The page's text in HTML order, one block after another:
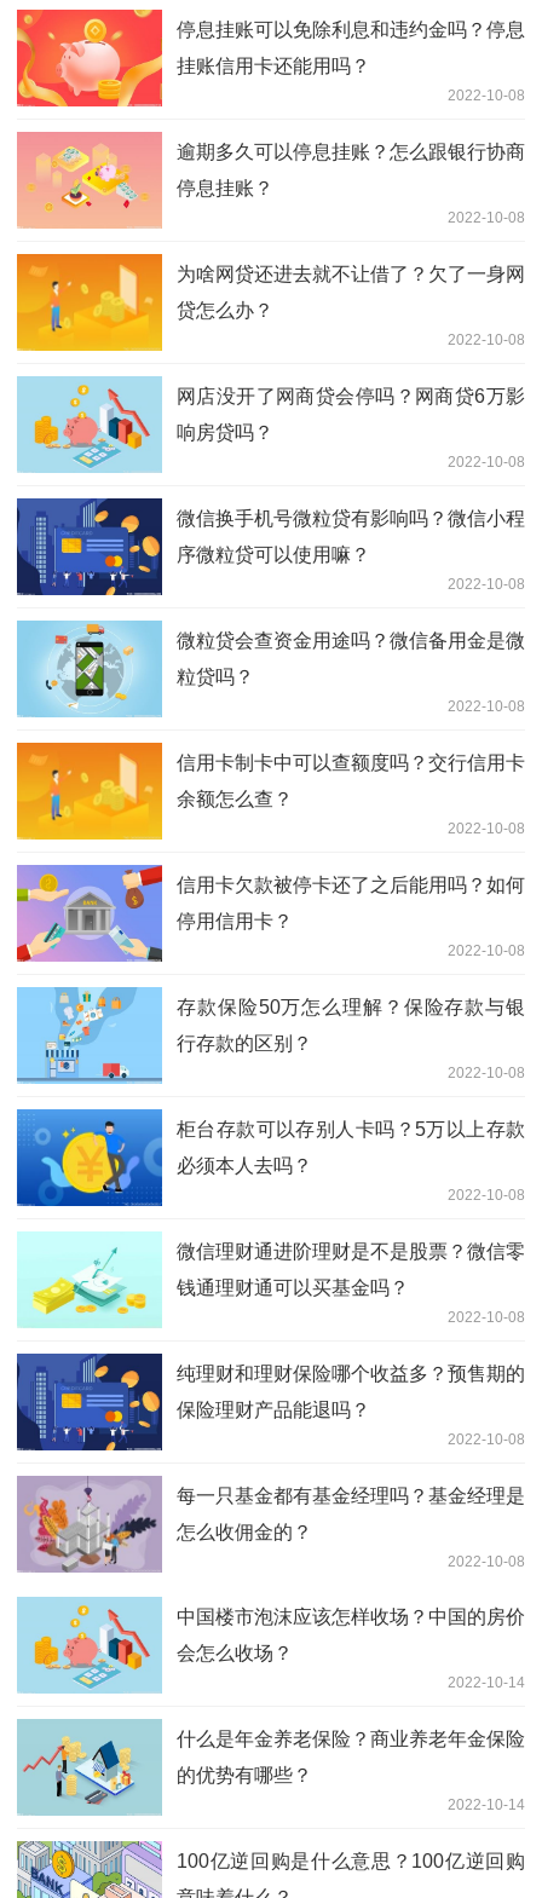
停息挂账可以免除利息和违约金吗？停息
挂账信用卡还能用吗？
2022-10-08
逾期多久可以停息挂账？怎么跟银行协商
停息挂账？
2022-10-08
为啥网贷还进去就不让借了？欠了一身网
贷怎么办？
2022-10-08
网店没开了网商贷会停吗？网商贷6万影
响房贷吗？
2022-10-08
微信换手机号微粒贷有影响吗？微信小程
序微粒贷可以使用嘛？
2022-10-08
微粒贷会查资金用途吗？微信备用金是微
粒贷吗？
2022-10-08
信用卡制卡中可以查额度吗？交行信用卡
余额怎么查？
2022-10-08
信用卡欠款被停卡还了之后能用吗？如何
停用信用卡？
2022-10-08
存款保险50万怎么理解？保险存款与银
行存款的区别？
2022-10-08
柜台存款可以存别人卡吗？5万以上存款
必须本人去吗？
2022-10-08
微信理财通进阶理财是不是股票？微信零
钱通理财通可以买基金吗？
2022-10-08
纯理财和理财保险哪个收益多？预售期的
保险理财产品能退吗？
2022-10-08
每一只基金都有基金经理吗？基金经理是
怎么收佣金的？
2022-10-08
中国楼市泡沫应该怎样收场？中国的房价
会怎么收场？
2022-10-14
什么是年金养老保险？商业养老年金保险
的优势有哪些？
2022-10-14
100亿逆回购是什么意思？100亿逆回购